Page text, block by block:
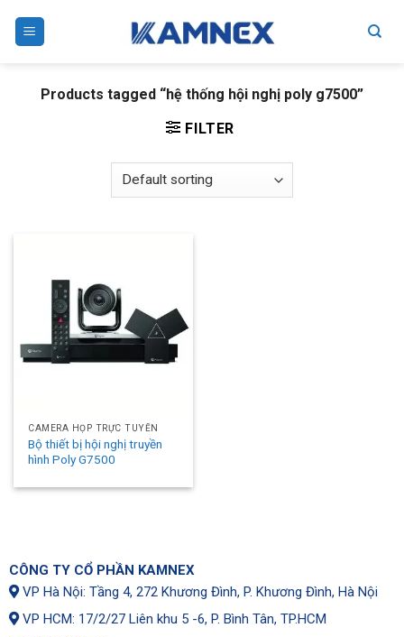
Products tagged “hệ thống hội nghị poly g7500”
FILTER
CAMERA HỌP TRỰC TUYẾN
Bộ thiết bị hội nghị truyền
hình Poly G7500
CÔNG TY CỔ PHẦN KAMNEX
VP Hà Nội: Tầng 4, 272 Khương Đình, P. Khương Đình, Hà Nội
VP HCM: 17/2/27 Liên khu 5 -6, P. Bình Tân, TP.HCM